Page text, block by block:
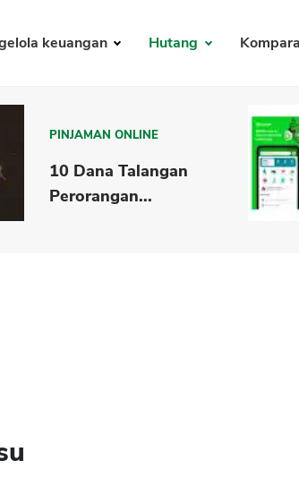
keuangan Hutang
PINJAMAN ONLINE
10 Dana Talangan
Perorangan...